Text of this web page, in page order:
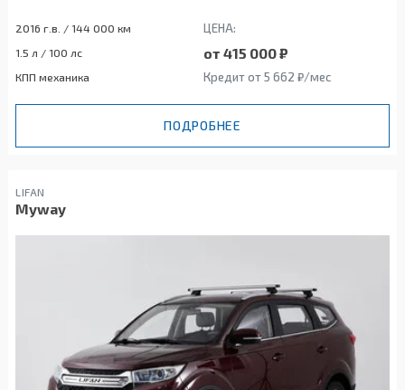
2016 г.в. / 144 000 км ЦЕНА:
1.5 л / 100 лс от 415 000 ₽
КПП механика Кредит от 5 662 ₽/мес
ПОДРОБНЕЕ
LIFAN
Myway